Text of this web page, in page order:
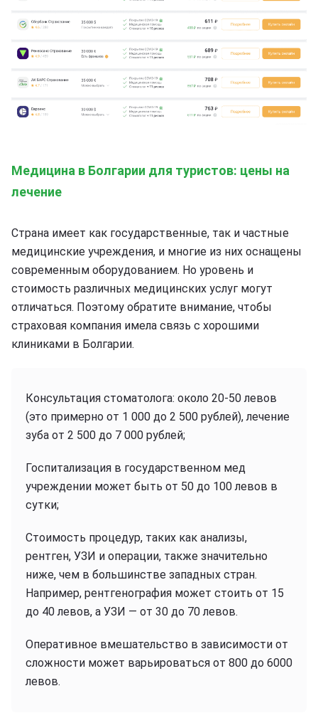
Медицина в Болгарии для туристов: цены на
лечение
Страна имеет как государственные, так и частные
медицинские учреждения, и многие из них оснащены
современным оборудованием. Но уровень и
стоимость различных медицинских услуг могут
отличаться. Поэтому обратите внимание, чтобы
страховая компания имела связь с хорошими
клиниками в Болгарии.
Консультация стоматолога: около 20-50 левов
(это примерно от 1 000 до 2 500 рублей), лечение
зуба от 2 500 до 7 000 рублей;
Госпитализация в государственном мед
учреждении может быть от 50 до 100 левов в
сутки;
Стоимость процедур, таких как анализы,
рентген, УЗИ и операции, также значительно
ниже, чем в большинстве западных стран.
Например, рентгенография может стоить от 15
до 40 левов, а УЗИ — от 30 до 70 левов.
Оперативное вмешательство в зависимости от
сложности может варьироваться от 800 до 6000
левов.